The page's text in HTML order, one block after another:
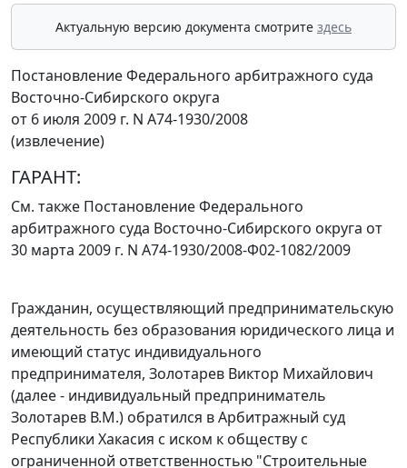
Актуальную версию документа смотрите здесь
Постановление Федерального арбитражного суда
Восточно-Сибирского округа
от 6 июля 2009 г. N А74-1930/2008
(извлечение)
ГАРАНТ:
См. также ПостановлениеФедерального
арбитражного суда Восточно-Сибирского округа от
30 марта 2009 г. N А74-1930/2008-Ф02-1082/2009
Гражданин, осуществляющий предпринимательскую
деятельность без образования юридического лица и
имеющий статус индивидуального
предпринимателя, Золотарев Виктор Михайлович
(далее - индивидуальный предприниматель
Золотарев В.М.) обратился в Арбитражный суд
Республики Хакасия с иском к обществу с
ограниченной ответственностью "Строительные